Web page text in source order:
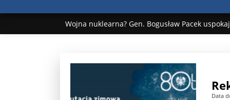
Wojna nuklearna? Gen. Bogusław Pacek
„Ciao, Goethe!”: Jacek Cygan w podróży do
Bogusław Chrabota: Błazeństwa Andrzeja Dudy
Data